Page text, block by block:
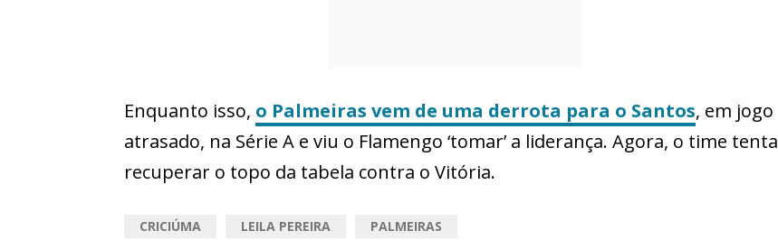
Enquanto isso, o Palmeiras vem de uma derrota para o Santos, em jogo
atrasado, na Série A e viu o Flamengo ‘tomar’ a liderança. Agora, o time tenta
recuperar o topo da tabela contra o Vitória.
CRICIÚMA LEILA PEREIRA PALMEIRAS